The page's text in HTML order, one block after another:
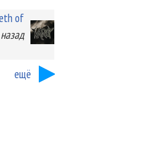
of
ещё